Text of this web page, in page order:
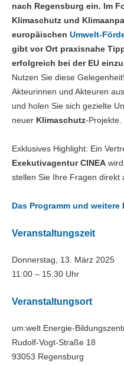
nach Regensburg ein. Im
Klimaschutz und
europäischen Umwelt-
gibt vor Ort praxisnahe
erfolgreich bei der EU
Nutzen Sie diese
Akteurinnen und Akteuren
und holen Sie sich gezielte
neuer Klimaschutz-Projekte.
Exklusives Highlight: Ein
Exekutivagentur CINEA
stellen Sie Ihre Fragen direkt
Das Programm und
Veranstaltungszeit
Donnerstag, 13. März 2025
11:00 – 15:30 Uhr
Veranstaltungsort
um:welt Energie-
Rudolf-Vogt-Straße 18
93053 Regensburg